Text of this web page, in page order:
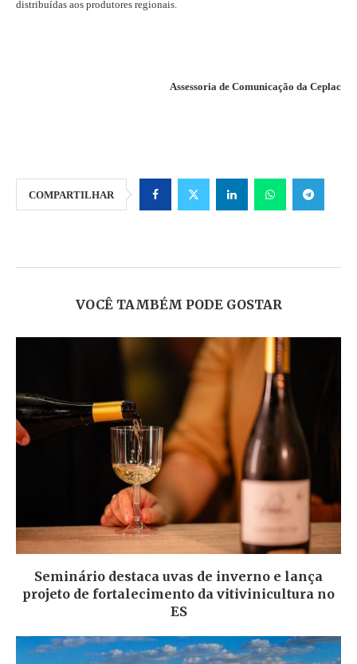
distribuídas aos produtores regionais.
Assessoria de Comunicação da Ceplac
COMPARTILHAR
VOCÊ TAMBÉM PODE GOSTAR
Seminário destaca uvas de inverno e lança
projeto de fortalecimento da vitivinicultura no
ES